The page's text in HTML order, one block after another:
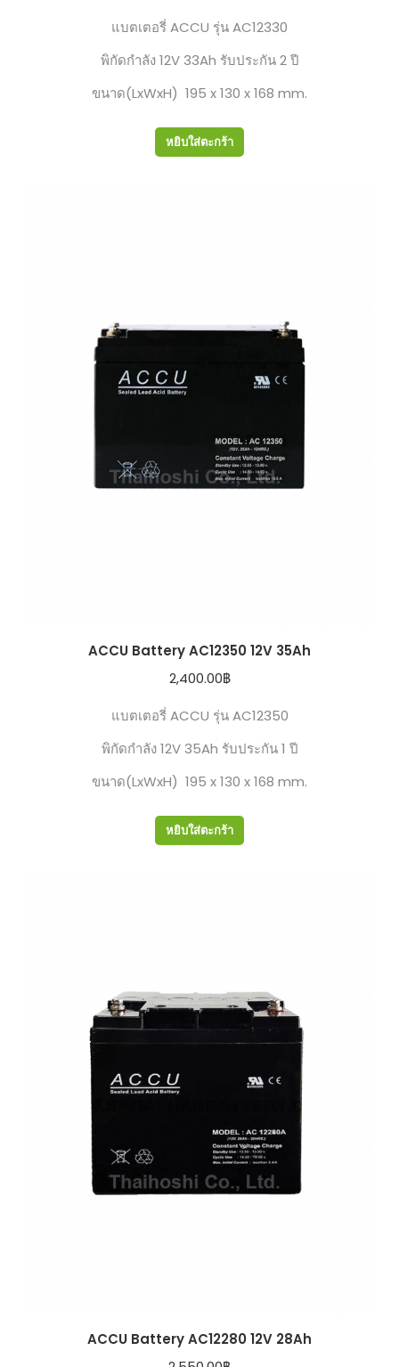
แบตเตอรี่ ACCU รุ่น AC12330
พิกัดกำลัง 12V 33Ah รับประกัน 2 ปี
ขนาด(LxWxH) 195 x 130 x 168 mm.
หยิบใส่ตะกร้า
ACCU Battery AC12350 12V 35Ah
2,400.00฿
แบตเตอรี่ ACCU รุ่น AC12350
พิกัดกำลัง 12V 35Ah รับประกัน 1 ปี
ขนาด(LxWxH) 195 x 130 x 168 mm.
หยิบใส่ตะกร้า
ACCU Battery AC12280 12V 28Ah